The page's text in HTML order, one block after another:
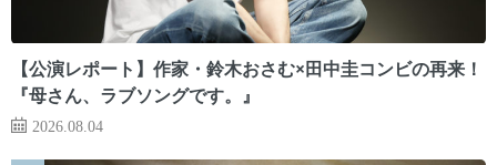
【公演レポート】作家・鈴木おさむ×田中圭コンビの再来！
『母さん、ラブソングです。』
2026.08.04